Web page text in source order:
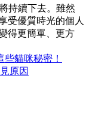
持續下去。雖然
受優質時光的個人
得更簡單、更方
貓咪秘密！
原因